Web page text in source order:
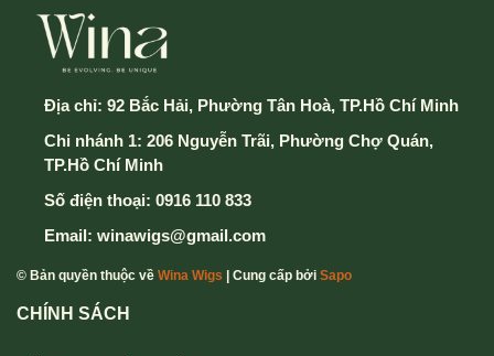
Địa chỉ: 92 Bắc Hải, Phường Tân Hoà, TP.Hồ Chí Minh
Chi nhánh 1: 206 Nguyễn Trãi, Phường Chợ Quán,
TP.Hồ Chí Minh
Số điện thoại: 0916 110 833
Email: winawigs@gmail.com
© Bản quyền thuộc về Wina Wigs | Cung cấp bởi Sapo
CHÍNH SÁCH